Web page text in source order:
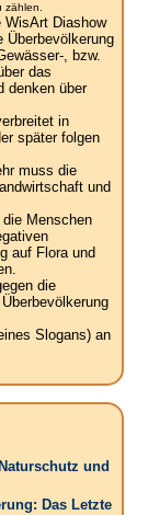
zählen.
WisArt Diashow
Überbevölkerung
, bzw.
das
denken über
in
später folgen
muss die
und
Menschen
auf Flora und
die
Slogans) an
und
Das Letzte